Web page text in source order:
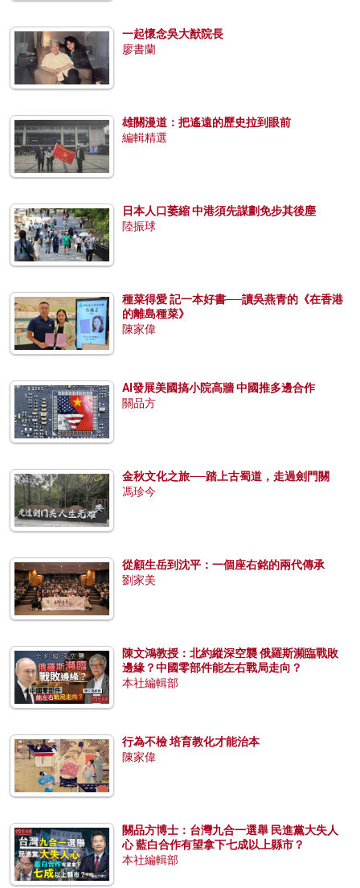
一起懷念吳大猷院長
廖書蘭
雄關漫道：把遙遠的歷史拉到眼前
編輯精選
日本人口萎縮 中港須先謀劃免步其後塵
陸振球
種菜得愛 記一本好書──讀吳燕青的《在香港
的離島種菜》
陳家偉
AI發展美國搞小院高牆 中國推多邊合作
關品方
金秋文化之旅──踏上古蜀道，走過劍門關
馮珍今
從顧生岳到沈平：一個座右銘的兩代傳承
劉家美
陳文鴻教授：北約縱深空襲 俄羅斯瀕臨戰敗
邊緣？中國零部件能左右戰局走向？
本社編輯部
行為不檢 培育教化才能治本
陳家偉
關品方博士：台灣九合一選舉 民進黨大失人
心 藍白合作有望拿下七成以上縣市？
本社編輯部